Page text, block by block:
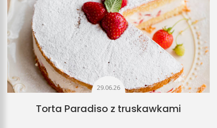
29.06.26
Torta Paradiso z truskawkami